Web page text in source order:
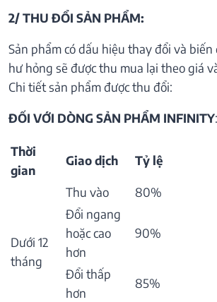
2/ THU ĐỔI SẢN PHẨM:
Sản phẩm có dấu hiệu thay đổi và
hư hỏng sẽ được thu mua lại theo giá
Chi tiết sản phẩm được thu đổi:
ĐỐI VỚI DÒNG SẢN PHẨM INFINITY:
Thời
gian
Giao dịch Tỷ lệ
Dưới 12
tháng
Thu vào
80%
Đổi ngang
hoặc cao
hơn
90%
Đổi thấp
hơn
85%